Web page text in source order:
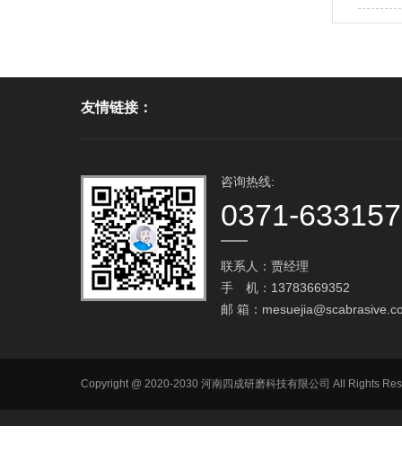
友情链接：
咨询热线:
0371-
联系人：贾经理
手 机：13783669352
邮 箱：
Copyright @ 2020-2030 河南四成研磨科技有限公司 All Rights